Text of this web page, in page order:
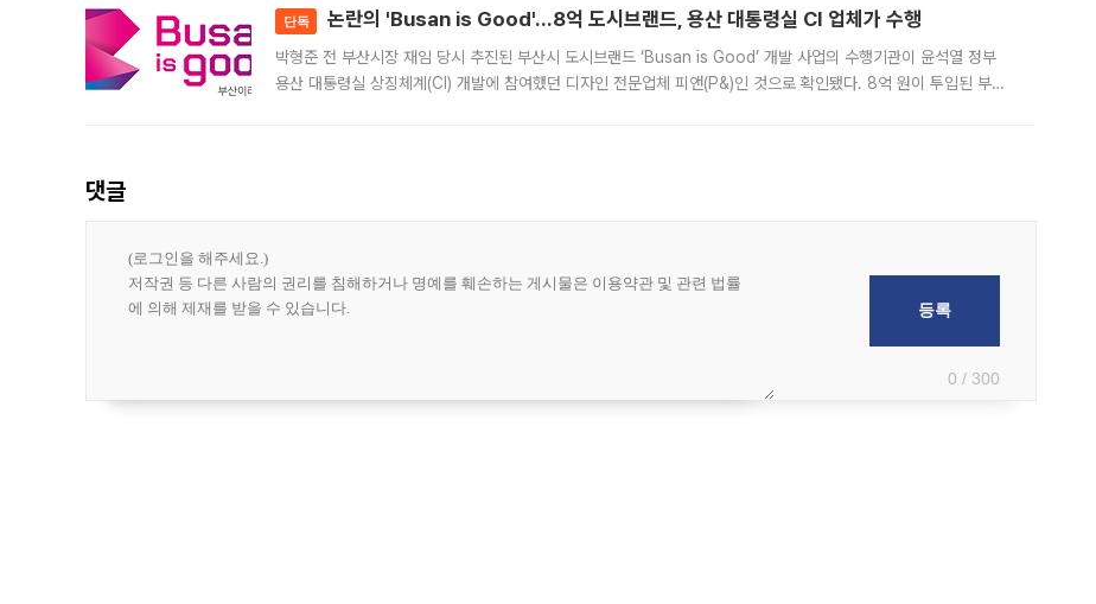
단독 논란의 'Busan is Good'…8억 도시브랜드, 용산 대통령실 CI 업체가 수행
박형준 전 부산시장 재임 당시 추진된 부산시 도시브랜드 ‘Busan is Good’ 개발 사업의 수행기관이 윤석열 정부
용산 대통령실 상징체계(CI) 개발에 참여했던 디자인 전문업체 피앤(P&)인 것으로 확인됐다. 8억 원이 투입된 부산
댓글
0 / 300